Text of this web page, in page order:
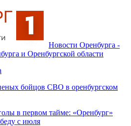
Новости Оренбурга -
и Оренбургской области
бойцов СВО в оренбургском
в первом тайме: «Оренбург»
с июля